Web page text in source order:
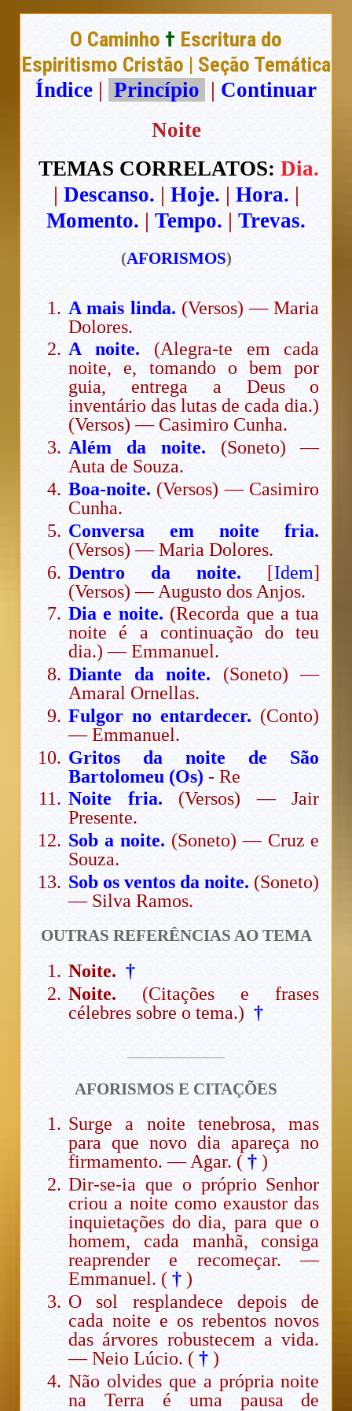
O Caminho † Escritura do
Espiritismo Cristão | Seção Temática
Índice | Princípio | Continuar
Noite
TEMAS CORRELATOS: Dia.
| Descanso. | Hoje. | Hora. |
Momento. | Tempo. | Trevas.
(AFORISMOS)
A mais linda. (Versos) — Maria
Dolores.
A noite. (Alegra-te em cada
noite, e, tomando o bem por
guia, entrega a Deus o
inventário das lutas de cada dia.)
(Versos) — Casimiro Cunha.
Além da noite. (Soneto) —
Auta de Souza.
Boa-noite. (Versos) — Casimiro
Cunha.
Conversa em noite fria.
(Versos) — Maria Dolores.
Dentro da noite. [Idem]
(Versos) — Augusto dos Anjos.
Dia e noite. (Recorda que a tua
noite é a continuação do teu
dia.) — Emmanuel.
Diante da noite. (Soneto) —
Amaral Ornellas.
Fulgor no entardecer. (Conto)
— Emmanuel.
Gritos da noite de São
Bartolomeu (Os) - Re
Noite fria. (Versos) — Jair
Presente.
Sob a noite. (Soneto) — Cruz e
Souza.
Sob os ventos da noite. (Soneto)
— Silva Ramos.
OUTRAS REFERÊNCIAS AO TEMA
Noite. †
Noite. (Citações e frases
célebres sobre o tema.) †
AFORISMOS E CITAÇÕES
Surge a noite tenebrosa, mas
para que novo dia apareça no
firmamento. — Agar. († )
Dir-se-ia que o próprio Senhor
criou a noite como exaustor das
inquietações do dia, para que o
homem, cada manhã, consiga
reaprender e recomeçar. —
Emmanuel. († )
O sol resplandece depois de
cada noite e os rebentos novos
das árvores robustecem a vida.
— Neio Lúcio. († )
Não olvides que a própria noite
na Terra é uma pausa de